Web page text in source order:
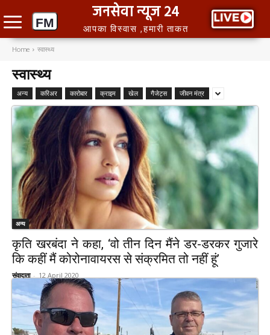
जनसेवा न्यूज 24
आपका विस्वास ,हमारी ताकत
Home स्वास्थ्य
स्वास्थ्य
अन्य करिअर कारोबार क्राइम खेल गैजेट्स जीवन मंत्र
अन्य
कृति खरबंदा ने कहा, ‘वो तीन दिन मैंने डर-डरकर गुजारे
कि कहीं मैं कोरोनावायरस से संक्रमित तो नहीं हूं’
संवादाता - 12 April 2020